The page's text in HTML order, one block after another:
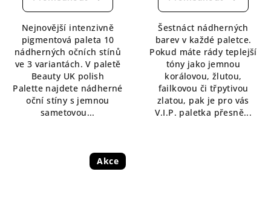
z
5
hvězdiček.
Nejnovější intenzivně
pigmentová paleta 10
nádherných očních stínů
ve 3 variantách. V paletě
Beauty UK polish
Palette najdete nádherné
oční stíny s jemnou
sametovou...
z
5
hvězdiček.
Šestnáct nádherných
barev v každé paletce.
Pokud máte rády teplejší
tóny jako jemnou
korálovou, žlutou,
failkovou či třpytivou
zlatou, pak je pro vás
V.I.P. paletka přesně...
Akce